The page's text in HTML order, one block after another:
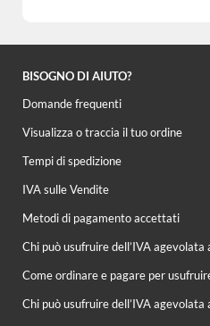
BISOGNO DI AIUTO?
Domande frequenti
Visualizza o traccia il tuo ordine
Tempi di spedizione
IVA sulle Vendite
Metodi di pagamento accettati
Chi può usufruire dell’IVA agevolata
Come ordinare e pagare per
Chi può usufruire dell’IVA agevolata